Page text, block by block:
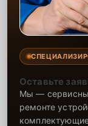
Оставьте
Мы —
ремонте